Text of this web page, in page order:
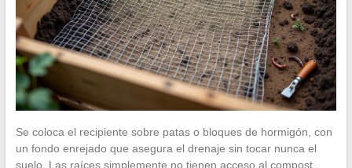
Se coloca el recipiente sobre patas o bloques de hormigón, con
un fondo enrejado que asegura el drenaje sin tocar nunca el
suelo. Las raíces simplemente no tienen acceso al compost.